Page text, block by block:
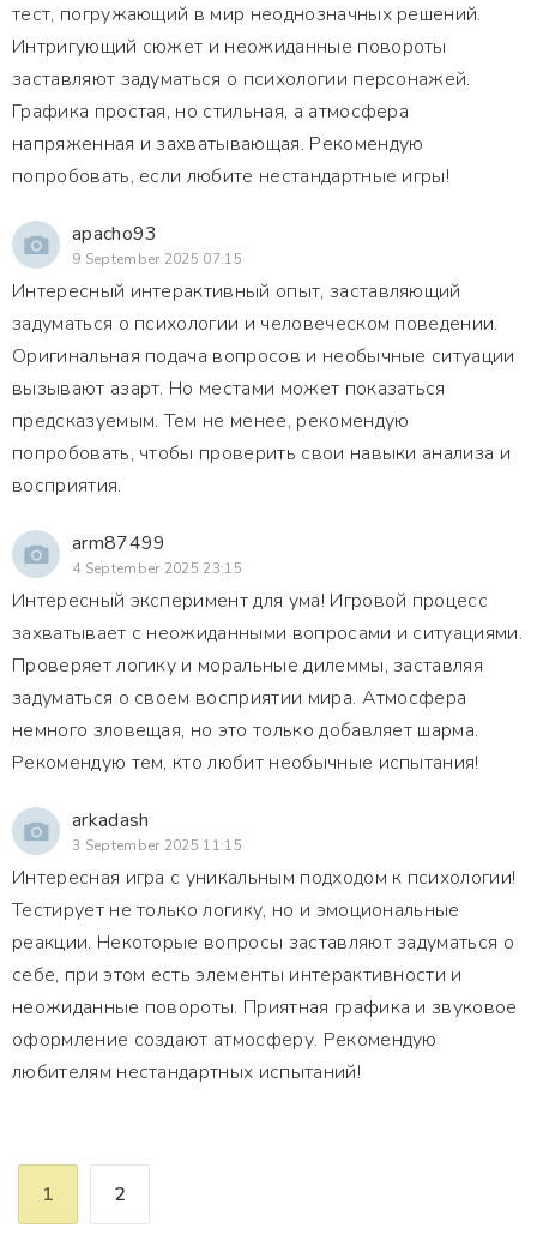
тест, погружающий в мир неоднозначных решений.
Интригующий сюжет и неожиданные повороты
заставляют задуматься о психологии персонажей.
Графика простая, но стильная, а атмосфера
напряженная и захватывающая. Рекомендую
попробовать, если любите нестандартные игры!
apacho93
9 September 2025 07:15
Интересный интерактивный опыт, заставляющий
задуматься о психологии и человеческом поведении.
Оригинальная подача вопросов и необычные ситуации
вызывают азарт. Но местами может показаться
предсказуемым. Тем не менее, рекомендую
попробовать, чтобы проверить свои навыки анализа и
восприятия.
arm87499
4 September 2025 23:15
Интересный эксперимент для ума! Игровой процесс
захватывает с неожиданными вопросами и ситуациями.
Проверяет логику и моральные дилеммы, заставляя
задуматься о своем восприятии мира. Атмосфера
немного зловещая, но это только добавляет шарма.
Рекомендую тем, кто любит необычные испытания!
arkadash
3 September 2025 11:15
Интересная игра с уникальным подходом к психологии!
Тестирует не только логику, но и эмоциональные
реакции. Некоторые вопросы заставляют задуматься о
себе, при этом есть элементы интерактивности и
неожиданные повороты. Приятная графика и звуковое
оформление создают атмосферу. Рекомендую
любителям нестандартных испытаний!
1 2